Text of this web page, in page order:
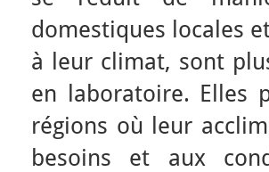
domestiques locales
à leur climat, sont
en laboratoire. Elles
régions où leur
besoins et aux